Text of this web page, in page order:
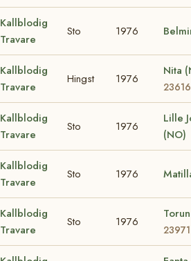
Kallblodig
Travare
Sto 1976
Kallblodig
Travare
Hingst 1976
Nita
23616
Kallblodig
Travare
Sto 1976
Lille
(NO)
Kallblodig
Travare
Sto 1976
Kallblodig
Travare
Sto 1976
23971